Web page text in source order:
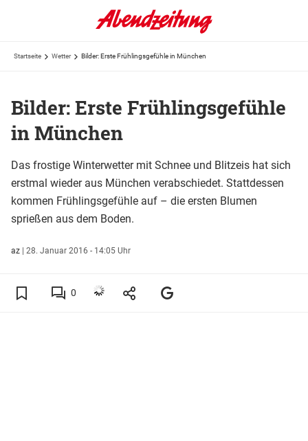
Startseite Wetter Bilder: Erste Frühlingsgefühle in München
Bilder: Erste Frühlingsgefühle
in München
Das frostige Winterwetter mit Schnee und Blitzeis hat sich
erstmal wieder aus München verabschiedet. Stattdessen
kommen Frühlingsgefühle auf – die ersten Blumen
sprießen aus dem Boden.
az | 28. Januar 2016 - 14:05 Uhr
0